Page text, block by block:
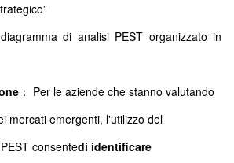
di analisi PEST organizzato in
： Per le aziende che stanno valutando
mercati emergenti, l'utilizzo del
consentedi identificare